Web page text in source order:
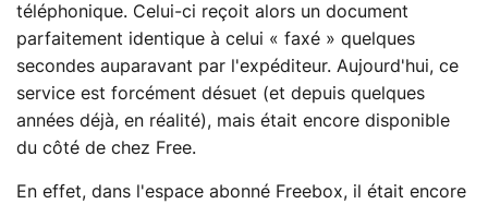
téléphonique. Celui-ci reçoit alors un document
parfaitement identique à celui « faxé » quelques
secondes auparavant par l'expéditeur. Aujourd'hui, ce
service est forcément désuet (et depuis quelques
années déjà, en réalité), mais était encore disponible
du côté de chez Free.
En effet, dans l'espace abonné Freebox, il était encore